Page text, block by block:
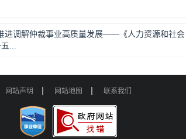
进调解仲裁事业高质量发展——《人力资源和社会
...
网站声明 网站地图 联系我们